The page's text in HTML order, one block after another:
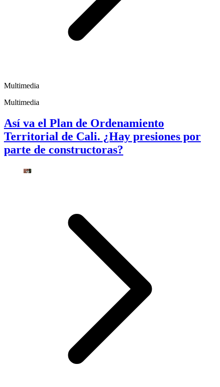
Multimedia
Multimedia
Así va el Plan de Ordenamiento
Territorial de Cali. ¿Hay presiones por
parte de constructoras?